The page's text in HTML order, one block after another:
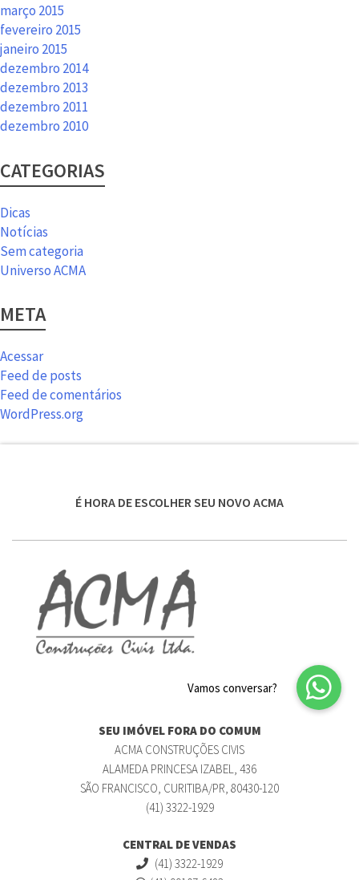
março 2015
fevereiro 2015
janeiro 2015
dezembro 2014
dezembro 2013
dezembro 2011
dezembro 2010
CATEGORIAS
Dicas
Notícias
Sem categoria
Universo ACMA
META
Acessar
Feed de posts
Feed de comentários
WordPress.org
É HORA DE ESCOLHER SEU NOVO ACMA
SEU IMÓVEL FORA DO COMUM
ACMA CONSTRUÇÕES CIVIS
ALAMEDA PRINCESA IZABEL, 436
SÃO FRANCISCO, CURITIBA/PR, 80430-120
(41) 3322-1929
CENTRAL DE VENDAS
(41) 3322-1929